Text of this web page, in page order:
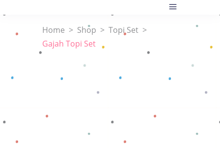
Home > Shop > Topi Set >
Gajah Topi Set